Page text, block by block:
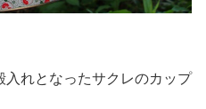
れとなったサクレのカップ